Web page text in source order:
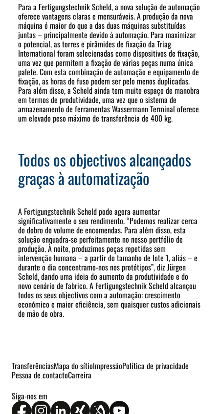
Para a Fertigungstechnik Scheld, a nova solução de automação
oferece vantagens claras e mensuráveis. A produção da nova
máquina é maior do que a das duas máquinas substituídas
juntas – principalmente devido à automação. Para maximizar
o potencial, as torres e pirâmides de fixação da Triag
International foram selecionadas como dispositivos de fixação,
uma vez que permitem a fixação de várias peças numa única
palete. Com esta combinação de automação e equipamento de
fixação, as horas do fuso podem ser pelo menos duplicadas.
Para além disso, a Scheld ainda tem muito espaço de manobra
em termos de produtividade, uma vez que o sistema de
armazenamento de ferramentas Wassermann Terminal oferece
um elevado peso máximo de transferência de 400 kg.
Todos os objectivos alcançados
graças à automatização
A Fertigungstechnik Scheld pode agora aumentar
significativamente o seu rendimento. “Podemos realizar cerca
do dobro do volume de encomendas. Para além disso, esta
solução enquadra-se perfeitamente no nosso portfólio de
produção. À noite, produzimos peças repetidas sem
intervenção humana – a partir do tamanho de lote 1, aliás – e
durante o dia concentramo-nos nos protótipos”, diz Jürgen
Scheld, dando uma ideia do aumento da produtividade e do
novo cenário de fabrico. A Fertigungstechnik Scheld alcançou
todos os seus objectivos com a automação: crescimento
económico e maior eficiência, sem quaisquer custos adicionais
de mão de obra.
TransferênciasMapa do sítioImpressãoPolítica de privacidade
Pessoa de contactoCarreira
Siga-nos em